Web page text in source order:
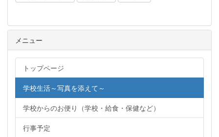
メニュー
トップページ
学校生活～写真を添えて～
学校からのお便り（学校・給食・保健など）
行事予定